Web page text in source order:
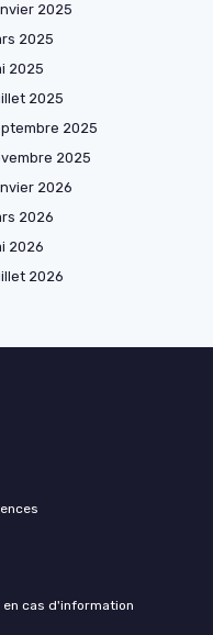
2025
2025
2025
2025
2025
2025
2026
2026
2026
2026
cas d'information